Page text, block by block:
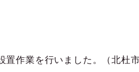
置作業を行いました。（北杜市